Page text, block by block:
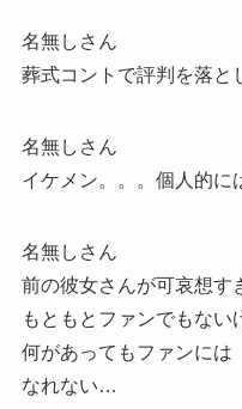
名無しさん
葬式コントで評判を落と
名無しさん
イケメン。。。個人的に
名無しさん
前の彼女さんが可哀想す
もともとファンでもない
何があってもファンには
なれない…